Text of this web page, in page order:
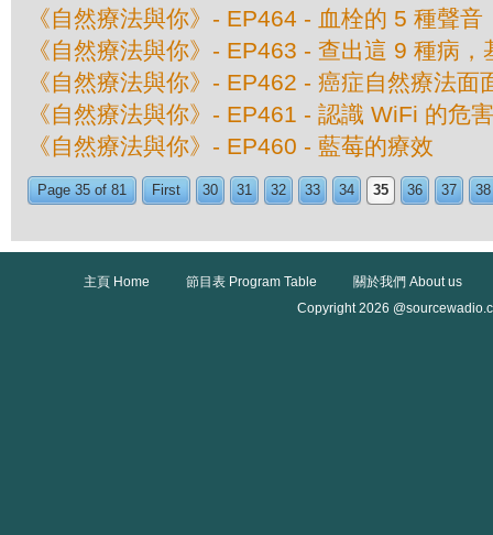
《自然療法與你》- EP464 - 血栓的 5 種聲音
《自然療法與你》- EP463 - 查出這 9 種病，
《自然療法與你》- EP462 - 癌症自然療法面
《自然療法與你》- EP461 - 認識 WiFi 的危害
《自然療法與你》- EP460 - 藍莓的療效
Page 35 of 81 First 30 31 32 33 34 35 36 37 38
主頁 Home 節目表 Program Table
關於我們 About us
Copyright 2026